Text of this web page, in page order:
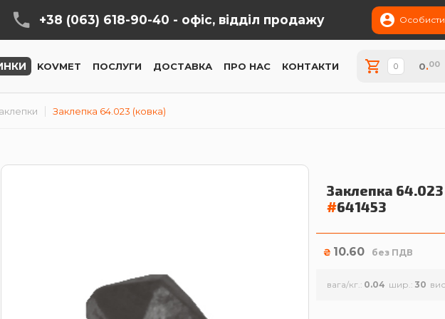
+38 (063) 618-90-40 - офіс, відділ продажу
KOVMET ПОСЛУГИ ДОСТАВКА ПРО НАС КОНТАКТИ 0.00
Заклепка 64.023 (ковка)
Заклепка
#641453
₴ 10.60 без ПДВ
вага/кг. 0.04 шир. 30